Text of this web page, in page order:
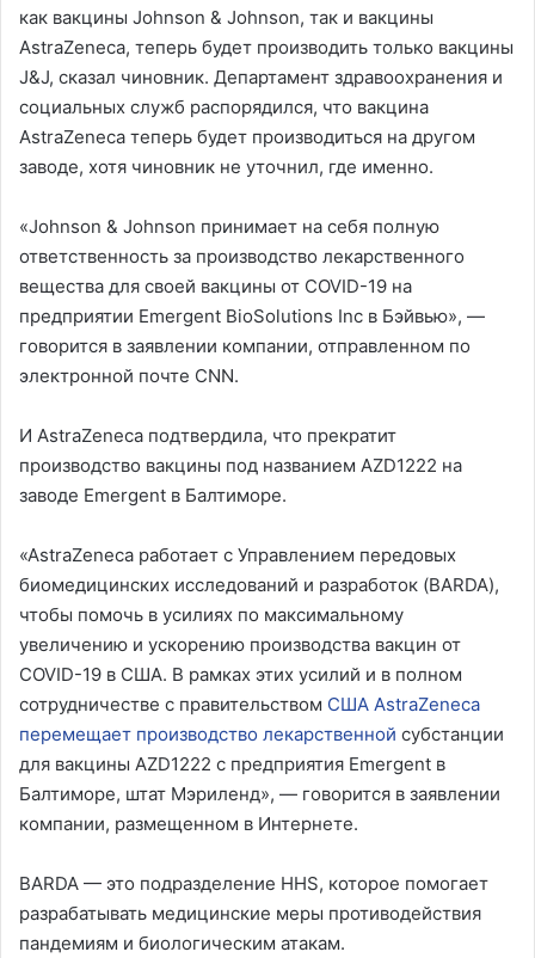
как вакцины Johnson & Johnson, так и вакцины
AstraZeneca, теперь будет производить только вакцины
J&J, сказал чиновник. Департамент здравоохранения и
социальных служб распорядился, что вакцина
AstraZeneca теперь будет производиться на другом
заводе, хотя чиновник не уточнил, где именно.
«Johnson & Johnson принимает на себя полную
ответственность за производство лекарственного
вещества для своей вакцины от COVID-19 на
предприятии Emergent BioSolutions Inc в Бэйвью», —
говорится в заявлении компании, отправленном по
электронной почте CNN.
И AstraZeneca подтвердила, что прекратит
производство вакцины под названием AZD1222 на
заводе Emergent в Балтиморе.
«AstraZeneca работает с Управлением передовых
биомедицинских исследований и разработок (BARDA),
чтобы помочь в усилиях по максимальному
увеличению и ускорению производства вакцин от
COVID-19 в США. В рамках этих усилий и в полном
сотрудничестве с правительством США AstraZeneca
перемещает производство лекарственной субстанции
для вакцины AZD1222 с предприятия Emergent в
Балтиморе, штат Мэриленд», — говорится в заявлении
компании, размещенном в Интернете.
BARDA — это подразделение HHS, которое помогает
разрабатывать медицинские меры противодействия
пандемиям и биологическим атакам.